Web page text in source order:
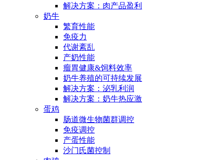
解决方案：肉产品盈利
奶牛
繁育性能
免疫力
代谢紊乱
产奶性能
瘤胃健康&饲料效率
奶牛养殖的可持续发展
解决方案：泌乳利润
解决方案：奶牛热应激
蛋鸡
肠道微生物菌群调控
免疫调控
产蛋性能
沙门氏菌控制